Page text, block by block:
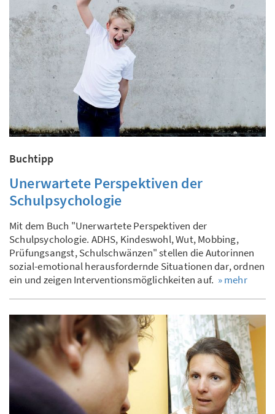
Buchtipp
Unerwartete Perspektiven der
Schulpsychologie
Mit dem Buch "Unerwartete Perspektiven der
Schulpsychologie. ADHS, Kindeswohl, Wut, Mobbing,
Prüfungsangst, Schulschwänzen" stellen die Autorinnen
sozial-emotional herausfordernde Situationen dar, ordnen
ein und zeigen Interventionsmöglichkeiten auf. » mehr